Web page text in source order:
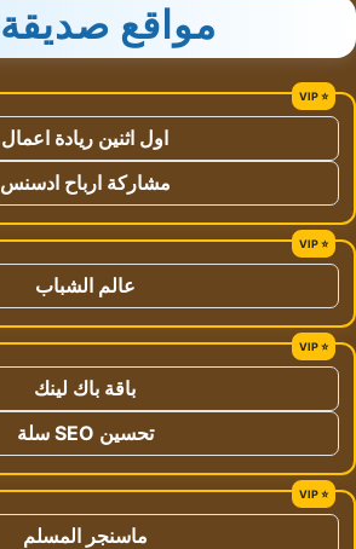
مواقع صديقة
اول اثنين ريادة اعمال
مشاركة ارباح ادسنس
عالم الشباب
باقة باك لينك
تحسين SEO سلة
ماسنجر المسلم